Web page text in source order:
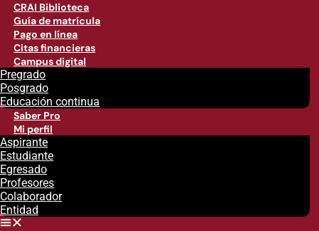
CRAI Biblioteca
Guía de matrícula
Pago en línea
Citas financieras
Campus digital
Pregrado
Posgrado
Educación continua
Saber Pro
Mi perfil
Aspirante
Estudiante
Egresado
Profesores
Colaborador
Entidad